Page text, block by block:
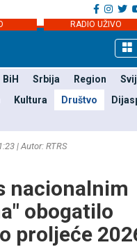
RADIO UŽIVO
BiH Srbija Region
Kultura Društvo
| Autor: RTRS
nacionalnim
obogatilo
proljeće